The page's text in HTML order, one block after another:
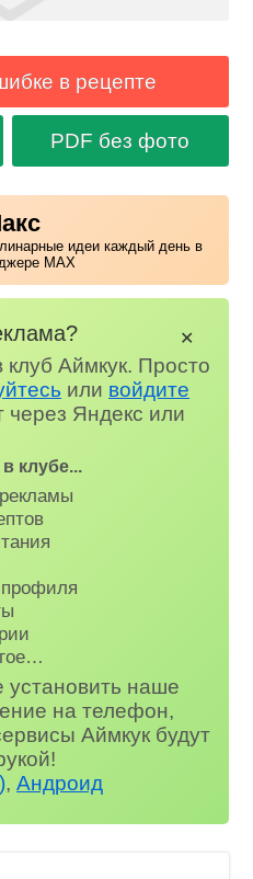
в рецепте
PDF без фото
идеи каждый день в
MAX
клуб Аймкук. Просто
или войдите
через Яндекс или
клубе...
установить наше
на телефон,
Аймкук будут
,Андроид
✕